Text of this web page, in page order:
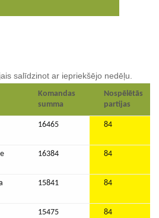
salīdzinot ar iepriekšējo nedēļu.
Komandas
summa
Nospēlētās
partijas
16465 84
16384 84
15841 84
15475 84